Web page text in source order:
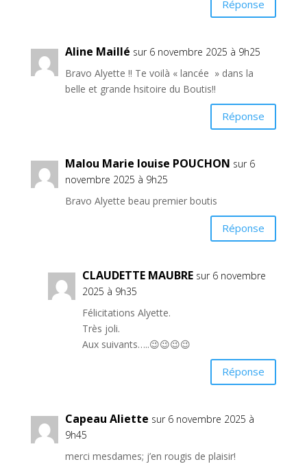
Réponse
Aline Maillé sur 6 novembre 2025 à 9h25
Bravo Alyette !! Te voilà « lancée » dans la
belle et grande hsitoire du Boutis!!
Réponse
Malou Marie louise POUCHON sur 6
novembre 2025 à 9h25
Bravo Alyette beau premier boutis
Réponse
CLAUDETTE MAUBRE sur 6 novembre
2025 à 9h35
Félicitations Alyette.
Très joli.
Aux suivants…..😉😉😉😉
Réponse
Capeau Aliette sur 6 novembre 2025 à
9h45
merci mesdames; j’en rougis de plaisir!